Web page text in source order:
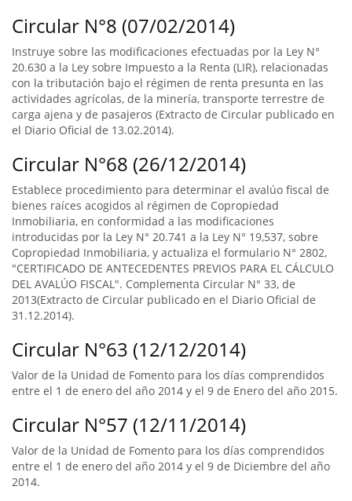
Circular N°8 (07/02/2014)
Instruye sobre las modificaciones efectuadas por la Ley N°
20.630 a la Ley sobre Impuesto a la Renta (LIR), relacionadas
con la tributación bajo el régimen de renta presunta en las
actividades agrícolas, de la minería, transporte terrestre de
carga ajena y de pasajeros (Extracto de Circular publicado en
el Diario Oficial de 13.02.2014).
Circular N°68 (26/12/2014)
Establece procedimiento para determinar el avalúo fiscal de
bienes raíces acogidos al régimen de Copropiedad
Inmobiliaria, en conformidad a las modificaciones
introducidas por la Ley N° 20.741 a la Ley N° 19,537, sobre
Copropiedad Inmobiliaria, y actualiza el formulario N° 2802,
"CERTIFICADO DE ANTECEDENTES PREVIOS PARA EL CÁLCULO
DEL AVALÚO FISCAL". Complementa Circular N° 33, de
2013(Extracto de Circular publicado en el Diario Oficial de
31.12.2014).
Circular N°63 (12/12/2014)
Valor de la Unidad de Fomento para los días comprendidos
entre el 1 de enero del año 2014 y el 9 de Enero del año 2015.
Circular N°57 (12/11/2014)
Valor de la Unidad de Fomento para los días comprendidos
entre el 1 de enero del año 2014 y el 9 de Diciembre del año
2014.